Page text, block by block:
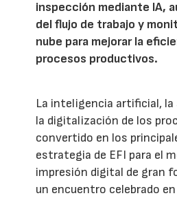
inspección mediante IA,
del flujo de trabajo y
nube para mejorar la
procesos productivos.
La inteligencia artificial,
la digitalización de los
convertido en los
estrategia de EFI para el
impresión digital de gran
un encuentro celebrado en